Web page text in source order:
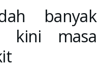
banyak
kini masa